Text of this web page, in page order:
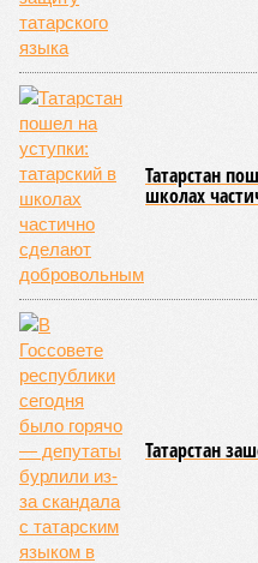
предлагая свою продукцию
более 11 тысяч долларов за
Китай и сам входит в топ-5
промышленному
улиточный кластер в
внутреннего рынка. При
кухня практически не
европейском понимании, и
еду остаётся низким.
ресторанный сегмент,
экспорт замороженного
фармацевтики, где активно
БАДы.
Серьёзным барьером
сертификации, регистрация
ввоз живых улиток
требует непрерывной
проблемой Матвеев также
дистрибьютора.